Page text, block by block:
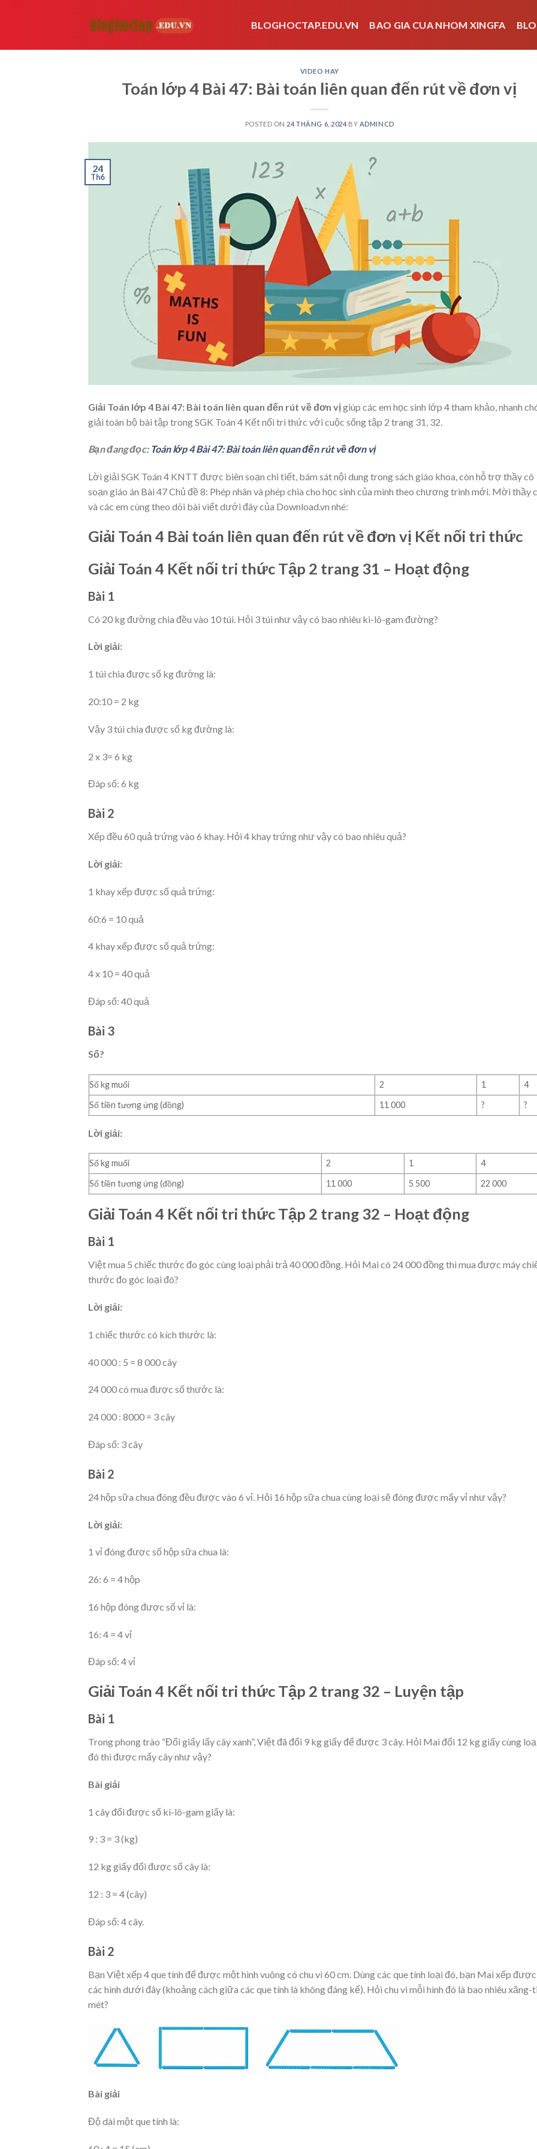
BLOGHOCTAP.EDU.VN BAO GIA CUA NHOM XINGFA
VIDEO HAY
Toán lớp 4 Bài 47: Bài toán liên quan đến rút về đơn vị
POSTED ON 24 THÁNG 6, 2024 BY ADMINCD
24
Th6
Giải Toán lớp 4 Bài 47: Bài toán liên quan đến rút về đơn vịgiúp các em học sinh lớp 4 tham khảo, nhanh
giải toàn bộ bài tập trong SGK Toán 4 Kết nối tri thức với cuộc sống tập 2 trang 31, 32.
Bạn đang đọc: Toán lớp 4 Bài 47: Bài toán liên quan đến rút về đơn vị
Lời giải SGK Toán 4 KNTT được biên soạn chi tiết, bám sát nội dung trong sách giáo khoa, còn hỗ trợ thầy cô
soạn giáo án Bài 47 Chủ đề 8: Phép nhân và phép chia cho học sinh của mình theo chương trình mới. Mời thầy
và các em cùng theo dõi bài viết dưới đây của Download.vn nhé:
Giải Toán 4 Bài toán liên quan đến rút về đơn vị Kết nối tri thức
Giải Toán 4 Kết nối tri thức Tập 2 trang 31 – Hoạt động
Bài 1
Có 20 kg đường chia đều vào 10 túi. Hỏi 3 túi như vậy có bao nhiêu ki-lô-gam đường?
Lời giải:
1 túi chia được số kg đường là:
20:10 = 2 kg
Vậy 3 túi chia được số kg đường là:
2 x 3= 6 kg
Đáp số: 6 kg
Bài 2
Xếp đều 60 quả trứng vào 6 khay. Hỏi 4 khay trứng như vậy có bao nhiêu quả?
Lời giải:
1 khay xếp được số quả trứng:
60:6 = 10 quả
4 khay xếp được số quả trứng:
4 x 10 = 40 quả
Đáp số: 40 quả
Bài 3
Số?
Số kg muối 2 1
4
Số tiền tương ứng (đồng)
11 000 ? ?
Lời giải:
Số kg muối 2 1
4
Số tiền tương ứng (đồng)
11 000 5 500 22 000
Giải Toán 4 Kết nối tri thức Tập 2 trang 32 – Hoạt động
Bài 1
Việt mua 5 chiếc thước đo góc cùng loại phải trả 40 000 đồng. Hỏi Mai có 24 000 đồng thì mua được máy
thước đo góc loại đó?
Lời giải:
1 chiếc thước có kích thước là:
40 000 : 5 = 8 000 cây
24 000 có mua được số thước là:
24 000 : 8000 = 3 cây
Đáp số: 3 cây
Bài 2
24 hộp sữa chua đóng đều được vào 6 vỉ. Hỏi 16 hộp sữa chua cùng loại sẽ đóng được mấy vỉ như vậy?
Lời giải:
1 vỉ đóng được số hộp sữa chua là:
26: 6 = 4 hộp
16 hộp đóng được số vỉ là:
16: 4 = 4 vỉ
Đáp số: 4 vỉ
Giải Toán 4 Kết nối tri thức Tập 2 trang 32 – Luyện tập
Bài 1
Trong phong trào “Đổi giấy lấy cây xanh”, Việt đã đổi 9 kg giấy để được 3 cây. Hỏi Mai đổi 12 kg giấy cùng
đó thì được mấy cây như vậy?
Bài giải
1 cây đổi được số ki-lô-gam giấy là:
9 : 3 = 3 (kg)
12 kg giấy đổi được số cây là:
12 : 3 = 4 (cây)
Đáp số: 4 cây.
Bài 2
Bạn Việt xếp 4 que tính để được một hình vuông có chu vi 60 cm. Dùng các que tính loại đó, bạn Mai xếp được
các hình dưới đây (khoảng cách giữa các que tính là không đáng kể). Hỏi chu vi mỗi hình đó là bao nhiêu xăng-
mét?
Bài giải
Độ dài một que tính là: